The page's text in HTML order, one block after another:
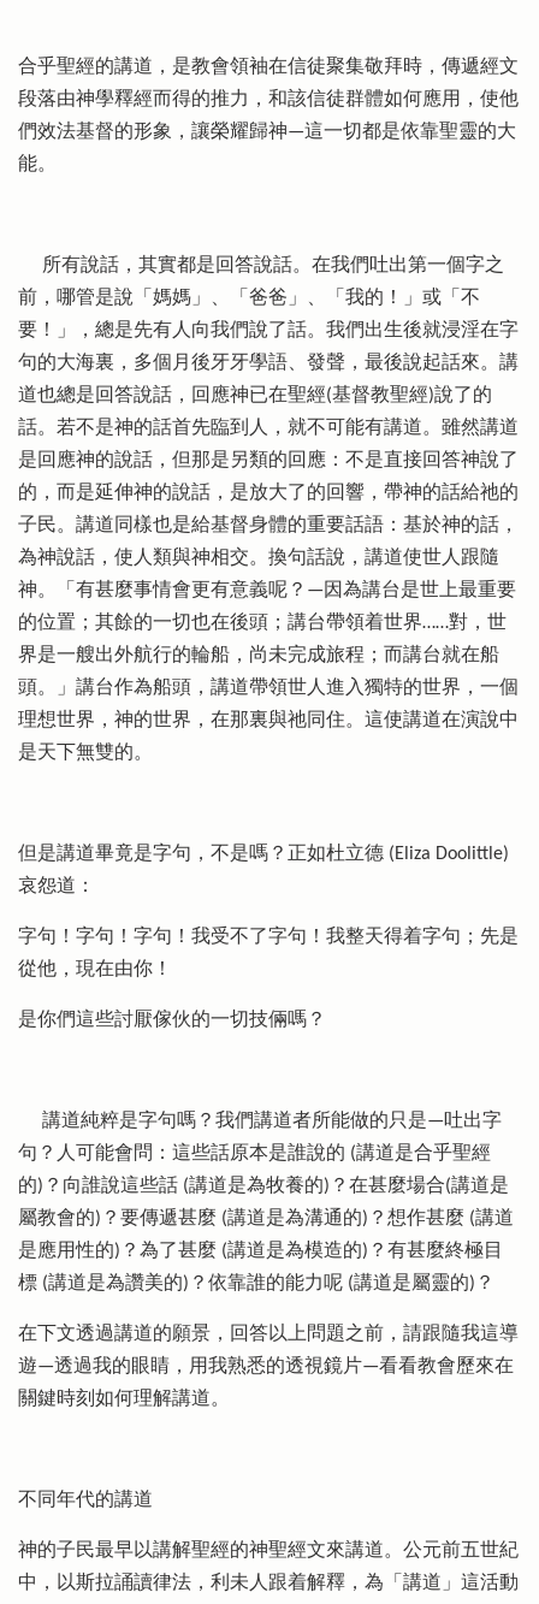
合乎聖經的講道，是教會領袖在信徒聚集敬拜時，傳遞經文
段落由神學釋經而得的推力，和該信徒群體如何應用，使他
們效法基督的形象，讓榮耀歸神—這一切都是依靠聖靈的大
能。
所有說話，其實都是回答說話。在我們吐出第一個字之
前，哪管是說「媽媽」、「爸爸」、「我的！」或「不
要！」，總是先有人向我們說了話。我們出生後就浸淫在字
句的大海裏，多個月後牙牙學語、發聲，最後說起話來。講
道也總是回答說話，回應神已在聖經(基督教聖經)說了的
話。若不是神的話首先臨到人，就不可能有講道。雖然講道
是回應神的說話，但那是另類的回應：不是直接回答神說了
的，而是延伸神的說話，是放大了的回響，帶神的話給祂的
子民。講道同樣也是給基督身體的重要話語：基於神的話，
為神說話，使人類與神相交。換句話說，講道使世人跟隨
神。「有甚麼事情會更有意義呢？—因為講台是世上最重要
的位置；其餘的一切也在後頭；講台帶領着世界……對，世
界是一艘出外航行的輪船，尚未完成旅程；而講台就在船
頭。」講台作為船頭，講道帶領世人進入獨特的世界，一個
理想世界，神的世界，在那裏與祂同住。這使講道在演說中
是天下無雙的。
但是講道畢竟是字句，不是嗎？正如杜立德 (Eliza Doolittle)
哀怨道：
字句！字句！字句！我受不了字句！我整天得着字句；先是
從他，現在由你！
是你們這些討厭傢伙的一切技倆嗎？
講道純粹是字句嗎？我們講道者所能做的只是—吐出字
句？人可能會問：這些話原本是誰說的 (講道是合乎聖經
的)？向誰說這些話 (講道是為牧養的)？在甚麼場合(講道是
屬教會的)？要傳遞甚麼 (講道是為溝通的)？想作甚麼 (講道
是應用性的)？為了甚麼 (講道是為模造的)？有甚麼終極目
標 (講道是為讚美的)？依靠誰的能力呢 (講道是屬靈的)？
在下文透過講道的願景，回答以上問題之前，請跟隨我這導
遊—透過我的眼睛，用我熟悉的透視鏡片—看看教會歷來在
關鍵時刻如何理解講道。
不同年代的講道
神的子民最早以講解聖經的神聖經文來講道。公元前五世紀
中，以斯拉誦讀律法，利未人跟着解釋，為「講道」這活動